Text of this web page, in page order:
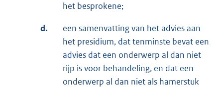
het besprokene;
d.
een samenvatting van het advies aan
het presidium, dat tenminste bevat een
advies dat een onderwerp al dan niet
rijp is voor behandeling, en dat een
onderwerp al dan niet als hamerstuk